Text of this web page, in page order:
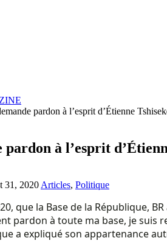
pardon à l’esprit d’Étienne
pardon à l’esprit
31, 2020 Articles, Politique
que la Base de la République,
pardon à toute ma base, je suis
a expliqué son appartenance